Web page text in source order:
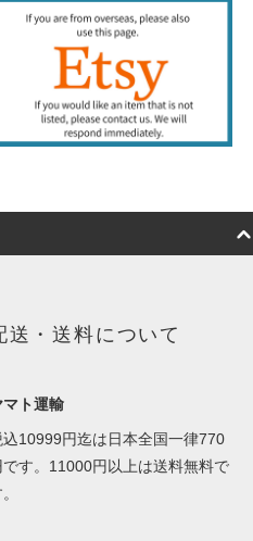
送・送料について
マト運輸
込10999円迄は日本全国一律770
です。11000円以上は送料無料で